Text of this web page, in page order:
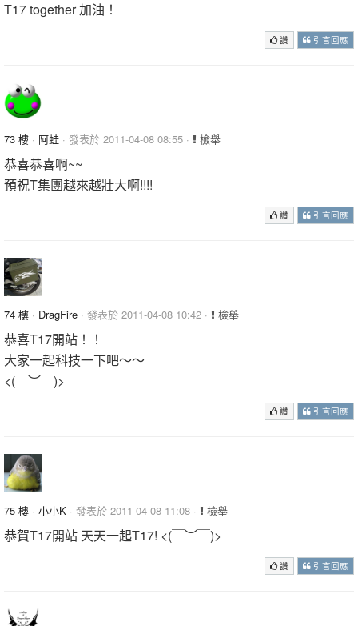
T17 together 加油！
讚 引言回應
73 樓 · 阿蛙 · 發表於 2011-04-08 08:55 · 檢舉
恭喜恭喜啊~~
預祝T集團越來越壯大啊!!!!
讚 引言回應
74 樓 · DragFire · 發表於 2011-04-08 10:42 · 檢舉
恭喜T17開站！！
大家一起科技一下吧～～
<(￣︶￣)>
讚 引言回應
75 樓 · 小小K · 發表於 2011-04-08 11:08 · 檢舉
恭賀T17開站 天天一起T17! <(￣︶￣)>
讚 引言回應